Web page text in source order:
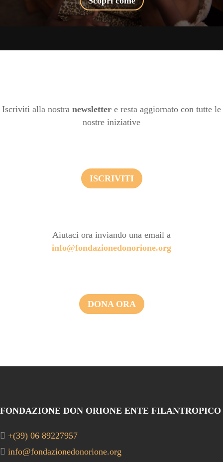
Iscriviti alla nostra newsletter e resta aggiornato con tutte le
nostre iniziative
ISCRIVITI
Aiutaci ora inviando una email a
info@fondazionedonorione.org
DONA ORA
FONDAZIONE DON ORIONE ENTE FILANTROPICO
+(39) 06 89227957
info@fondazionedonorione.org